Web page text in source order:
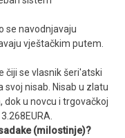
se navodnjavaju
vještačkim putem.
čiji se vlasnik šeri'atski
nisab. Nisab u zlatu
dok u novcu i trgovačkoj
(milostinje)?